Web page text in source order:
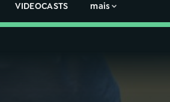
VIDEOCASTS mais